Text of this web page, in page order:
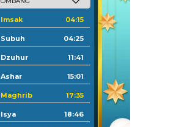
Imsak 04:15
Subuh 04:25
Dzuhur 11:41
Ashar 15:01
Maghrib 17:35
Isya 18:46